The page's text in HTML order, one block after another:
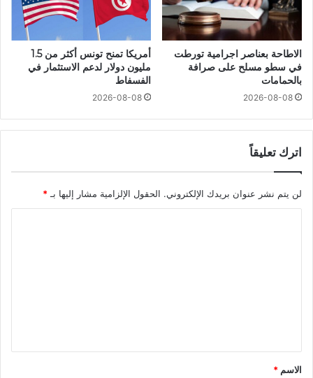
الاطاحة بعناصر اجرامية تورطت
في سطو مسلح على صرافة
بالحمامات
2026-08-08
أمريكا تمنح تونس أكثر من 1.5
مليون دولار لدعم الاستثمار في
الفسفاط
2026-08-08
اترك تعليقاً
لن يتم نشر عنوان بريدك الإلكتروني. الحقول الإلزامية مشار إليها بـ *
*
الاسم *